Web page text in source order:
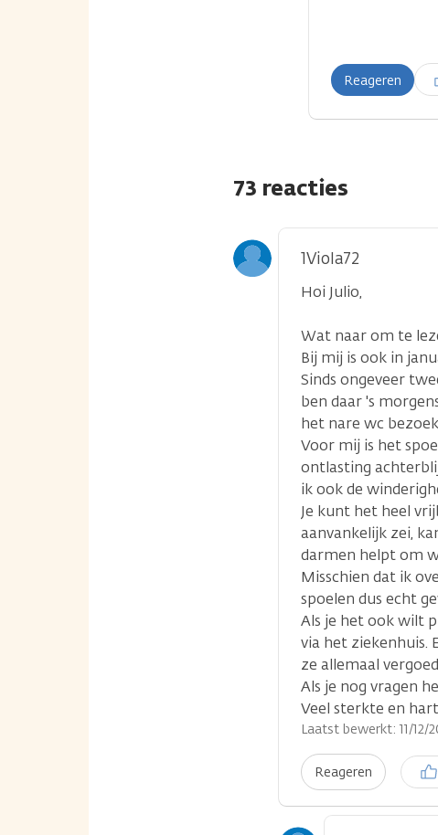
Reageren
73 reacties
1Viola72
Hoi Julio,
Wat naar om te
Bij mij is ook in
Sinds ongeveer
ben daar 's
het nare wc
Voor mij is het
ontlasting
ik ook de
Je kunt het heel
aanvankelijk zei,
darmen helpt om
Misschien dat ik
spoelen dus echt
Als je het ook wilt
via het ziekenhuis.
ze allemaal
Als je nog vragen
Veel sterkte en
Laatst bewerkt: 11/12/
Reageren